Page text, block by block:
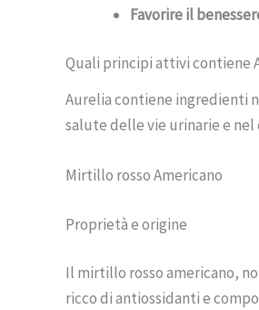
Favorire il
Quali principi attivi contiene
Aurelia contiene ingredienti
salute delle vie urinarie e
Mirtillo rosso Americano
Proprietà e origine
Il mirtillo rosso americano,
ricco di antiossidanti e